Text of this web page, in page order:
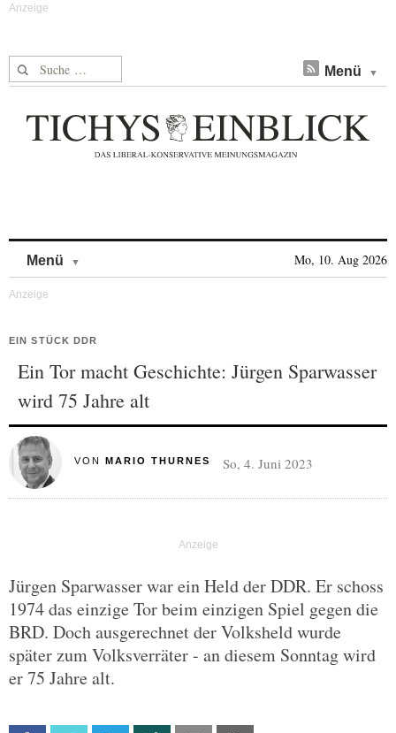
Suche nach: Menü
Menü Mo, 10. Aug 2026
EIN STÜCK DDR
Ein Tor macht Geschichte: Jürgen Sparwasser
wird 75 Jahre alt
VON MARIO THURNES So, 4. Juni 2023
Jürgen Sparwasser war ein Held der DDR. Er schoss
1974 das einzige Tor beim einzigen Spiel gegen die
BRD. Doch ausgerechnet der Volksheld wurde
später zum Volksverräter - an diesem Sonntag wird
er 75 Jahre alt.